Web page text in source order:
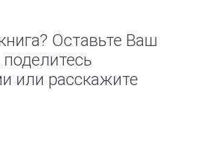
Оставьте Ваш
или расскажите